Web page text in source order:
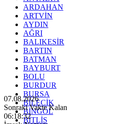
ARDAHAN
ARTVİN
AYDIN
AĞRI
BALIKESİR
BARTIN
BATMAN
BAYBURT
BOLU
BURDUR
BURSA
BİLECİK
BİNGÖL
BİTLİS
07.08.2026
Sonraki Vakte Kalan
06:18:30